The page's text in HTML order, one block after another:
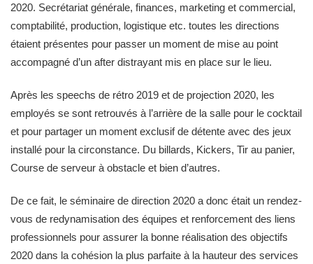
2020. Secrétariat générale, finances, marketing et commercial,
comptabilité, production, logistique etc. toutes les directions
étaient présentes pour passer un moment de mise au point
accompagné d’un after distrayant mis en place sur le lieu.
Après les speechs de rétro 2019 et de projection 2020, les
employés se sont retrouvés à l’arrière de la salle pour le cocktail
et pour partager un moment exclusif de détente avec des jeux
installé pour la circonstance. Du billards, Kickers, Tir au panier,
Course de serveur à obstacle et bien d’autres.
De ce fait, le séminaire de direction 2020 a donc était un rendez-
vous de redynamisation des équipes et renforcement des liens
professionnels pour assurer la bonne réalisation des objectifs
2020 dans la cohésion la plus parfaite à la hauteur des services